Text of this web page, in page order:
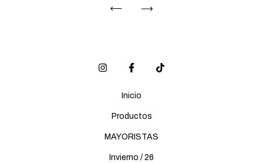
Inicio
Productos
MAYORISTAS
Invierno / 26